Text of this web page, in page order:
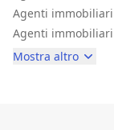
Agenti immobiliari
Agenti immobiliari
Mostra altro